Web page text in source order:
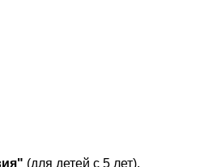
(для детей с 5 лет).